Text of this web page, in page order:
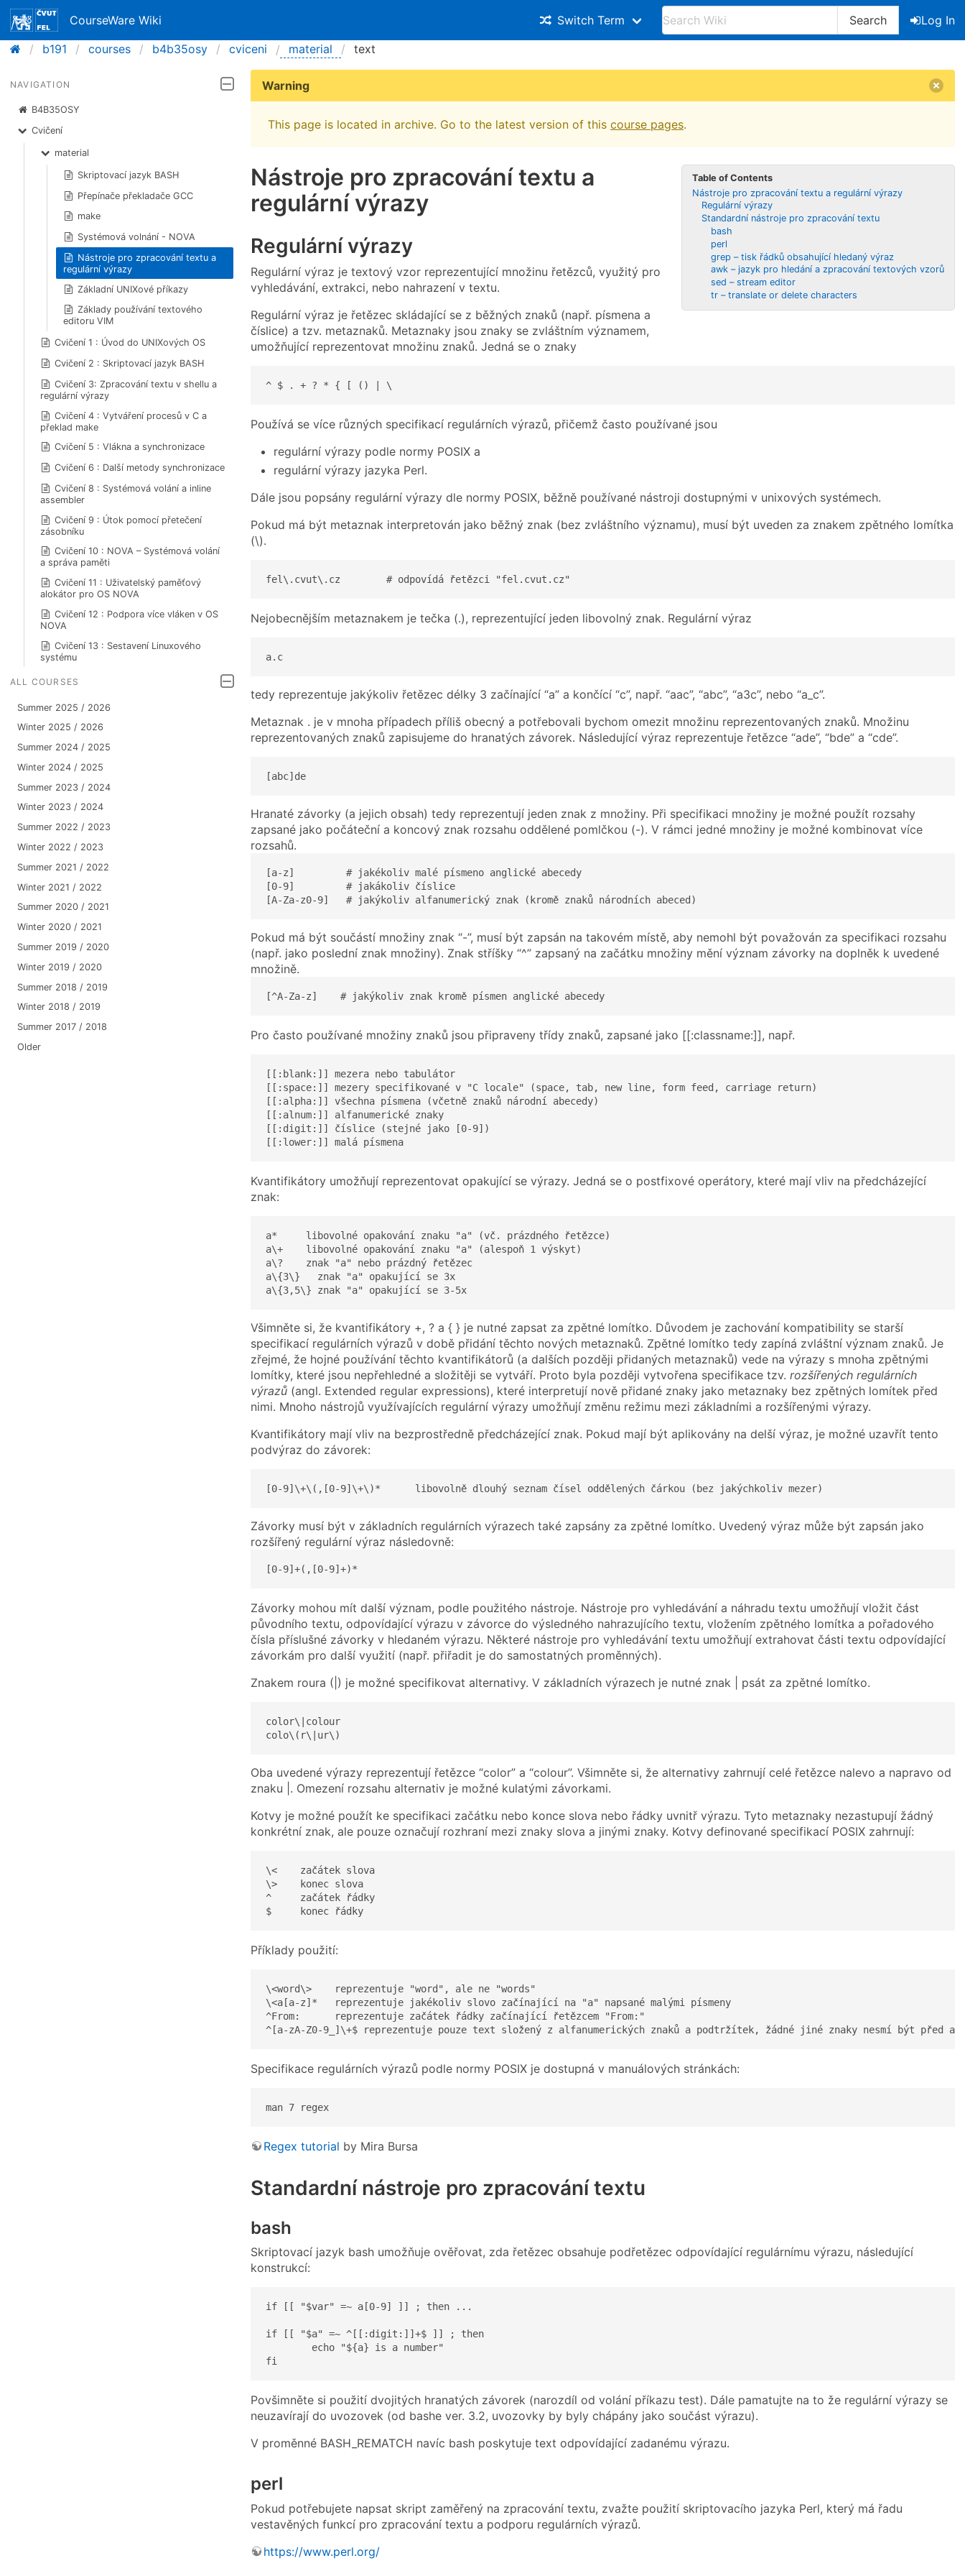
CourseWare Wiki Switch Term Search
Log In
b191
courses b4b35osy cviceni material text
NAVIGATION
B4B35OSY
Cvičení
material
Skriptovací jazyk BASH
Přepínače překladače GCC
make
Systémová volnání - NOVA
Nástroje pro zpracování textu a
regulární výrazy
Základní UNIXové příkazy
Základy používání textového
editoru VIM
Cvičení 1 : Úvod do UNIXových OS
Cvičení 2 : Skriptovací jazyk BASH
Cvičení 3: Zpracování textu v shellu a
regulární výrazy
Cvičení 4 : Vytváření procesů v C a
překlad make
Cvičení 5 : Vlákna a synchronizace
Cvičení 6 : Další metody synchronizace
Cvičení 8 : Systémová volání a inline
assembler
Cvičení 9 : Útok pomocí přetečení
zásobníku
Cvičení 10 : NOVA – Systémová volání
a správa paměti
Cvičení 11 : Uživatelský paměťový
alokátor pro OS NOVA
Cvičení 12 : Podpora více vláken v OS
NOVA
Cvičení 13 : Sestavení Linuxového
systému
ALL COURSES
Summer 2025 / 2026
Winter 2025 / 2026
Summer 2024 / 2025
Winter 2024 / 2025
Summer 2023 / 2024
Winter 2023 / 2024
Summer 2022 / 2023
Winter 2022 / 2023
Summer 2021 / 2022
Winter 2021 / 2022
Summer 2020 / 2021
Winter 2020 / 2021
Summer 2019 / 2020
Winter 2019 / 2020
Summer 2018 / 2019
Winter 2018 / 2019
Summer 2017 / 2018
Older
Warning
This page is located in archive. Go to the latest version of this course pages.
Table of Contents
Nástroje pro zpracování textu a regulární výrazy
Regulární výrazy
Standardní nástroje pro zpracování textu
bash
perl
grep – tisk řádků obsahující hledaný výraz
awk – jazyk pro hledání a zpracování textových vzorů
sed – stream editor
tr – translate or delete characters
Nástroje pro zpracování textu a
regulární výrazy
Regulární výrazy
Regulární výraz je textový vzor reprezentující množinu řetězců, využitý pro
vyhledávání, extrakci, nebo nahrazení v textu.
Regulární výraz je řetězec skládající se z běžných znaků (např. písmena a
číslice) a tzv. metaznaků. Metaznaky jsou znaky se zvláštním významem,
umožňující reprezentovat množinu znaků. Jedná se o znaky
^ $ . + ? * { [ () | \
Používá se více různých specifikací regulárních výrazů, přičemž často používané jsou
regulární výrazy podle normy POSIX a
regulární výrazy jazyka Perl.
Dále jsou popsány regulární výrazy dle normy POSIX, běžně používané nástroji dostupnými v unixových systémech.
Pokud má být metaznak interpretován jako běžný znak (bez zvláštního významu), musí být uveden za znakem zpětného lomítka
(\).
fel\.cvut\.cz        # odpovídá řetězci "fel.cvut.cz"
Nejobecnějším metaznakem je tečka (.), reprezentující jeden libovolný znak. Regulární výraz
a.c
tedy reprezentuje jakýkoliv řetězec délky 3 začínající “a” a končící “c”, např. “aac”, “abc”, “a3c”, nebo “a_c”.
Metaznak . je v mnoha případech příliš obecný a potřebovali bychom omezit množinu reprezentovaných znaků. Množinu
reprezentovaných znaků zapisujeme do hranatých závorek. Následující výraz reprezentuje řetězce “ade”, “bde” a “cde”.
[abc]de
Hranaté závorky (a jejich obsah) tedy reprezentují jeden znak z množiny. Při specifikaci množiny je možné použít rozsahy
zapsané jako počáteční a koncový znak rozsahu oddělené pomlčkou (-). V rámci jedné množiny je možné kombinovat více
rozsahů.
[a-z]         # jakékoliv malé písmeno anglické abecedy
[0-9]         # jakákoliv číslice
[A-Za-z0-9]   # jakýkoliv alfanumerický znak (kromě znaků národních abeced)
Pokud má být součástí množiny znak “-”, musí být zapsán na takovém místě, aby nemohl být považován za specifikaci rozsahu
(např. jako poslední znak množiny). Znak stříšky “^” zapsaný na začátku množiny mění význam závorky na doplněk k uvedené
množině.
[^A-Za-z]    # jakýkoliv znak kromě písmen anglické abecedy
Pro často používané množiny znaků jsou připraveny třídy znaků, zapsané jako [[:classname:]], např.
[[:blank:]] mezera nebo tabulátor
[[:space:]] mezery specifikované v "C locale" (space, tab, new line, form feed, carriage return)
[[:alpha:]] všechna písmena (včetně znaků národní abecedy)
[[:alnum:]] alfanumerické znaky
[[:digit:]] číslice (stejné jako [0-9])
[[:lower:]] malá písmena
Kvantifikátory umožňují reprezentovat opakující se výrazy. Jedná se o postfixové operátory, které mají vliv na předcházející
znak:
a*     libovolné opakování znaku "a" (vč. prázdného řetězce)
a\+    libovolné opakování znaku "a" (alespoň 1 výskyt)
a\?    znak "a" nebo prázdný řetězec
a\{3\}   znak "a" opakující se 3x
a\{3,5\} znak "a" opakující se 3-5x
Všimněte si, že kvantifikátory +, ? a { } je nutné zapsat za zpětné lomítko. Důvodem je zachování kompatibility se starší
specifikací regulárních výrazů v době přidání těchto nových metaznaků. Zpětné lomítko tedy zapíná zvláštní význam znaků. Je
zřejmé, že hojné používání těchto kvantifikátorů (a dalších později přidaných metaznaků) vede na výrazy s mnoha zpětnými
lomítky, které jsou nepřehledné a složitěji se vytváří. Proto byla později vytvořena specifikace tzv. rozšířených regulárních
výrazů (angl. Extended regular expressions), které interpretují nově přidané znaky jako metaznaky bez zpětných lomítek před
nimi. Mnoho nástrojů využívajících regulární výrazy umožňují změnu režimu mezi základními a rozšířenými výrazy.
Kvantifikátory mají vliv na bezprostředně předcházející znak. Pokud mají být aplikovány na delší výraz, je možné uzavřít tento
podvýraz do závorek:
[0-9]\+\(,[0-9]\+\)*      libovolně dlouhý seznam čísel oddělených čárkou (bez jakýchkoliv mezer)
Závorky musí být v základních regulárních výrazech také zapsány za zpětné lomítko. Uvedený výraz může být zapsán jako
rozšířený regulární výraz následovně:
[0-9]+(,[0-9]+)*
Závorky mohou mít další význam, podle použitého nástroje. Nástroje pro vyhledávání a náhradu textu umožňují vložit část
původního textu, odpovídající výrazu v závorce do výsledného nahrazujícího textu, vložením zpětného lomítka a pořadového
čísla příslušné závorky v hledaném výrazu. Některé nástroje pro vyhledávání textu umožňují extrahovat části textu odpovídající
závorkám pro další využití (např. přiřadit je do samostatných proměnných).
Znakem roura (|) je možné specifikovat alternativy. V základních výrazech je nutné znak | psát za zpětné lomítko.
color\|colour
colo\(r\|ur\)
Oba uvedené výrazy reprezentují řetězce “color” a “colour”. Všimněte si, že alternativy zahrnují celé řetězce nalevo a napravo od
znaku |. Omezení rozsahu alternativ je možné kulatými závorkami.
Kotvy je možné použít ke specifikaci začátku nebo konce slova nebo řádky uvnitř výrazu. Tyto metaznaky nezastupují žádný
konkrétní znak, ale pouze označují rozhraní mezi znaky slova a jinými znaky. Kotvy definované specifikací POSIX zahrnují:
\<    začátek slova
\>    konec slova
^     začátek řádky
$     konec řádky
Příklady použití:
\<word\>    reprezentuje "word", ale ne "words"
\<a[a-z]*   reprezentuje jakékoliv slovo začínající na "a" napsané malými písmeny
^From:      reprezentuje začátek řádky začínající řetězcem "From:"
^[a-zA-Z0-9_]\+$ reprezentuje pouze text složený z alfanumerických znaků a podtržítek, žádné jiné znaky nesmí být před
Specifikace regulárních výrazů podle normy POSIX je dostupná v manuálových stránkách:
man 7 regex
Regex tutorial by Mira Bursa
Standardní nástroje pro zpracování textu
bash
Skriptovací jazyk bash umožňuje ověřovat, zda řetězec obsahuje podřetězec odpovídající regulárnímu výrazu, následující
konstrukcí:
if [[ "$var" =~ a[0-9] ]] ; then ...
if [[ "$a" =~ ^[[:digit:]]+$ ]] ; then
fi
Povšimněte si použití dvojitých hranatých závorek (narozdíl od volání příkazu test). Dále pamatujte na to že regulární výrazy se
neuzavírají do uvozovek (od bashe ver. 3.2, uvozovky by byly chápány jako součást výrazu).
V proměnné BASH_REMATCH navíc bash poskytuje text odpovídající zadanému výrazu.
perl
Pokud potřebujete napsat skript zaměřený na zpracování textu, zvažte použití skriptovacího jazyka Perl, který má řadu
vestavěných funkcí pro zpracování textu a podporu regulárních výrazů.
https://www.perl.org/